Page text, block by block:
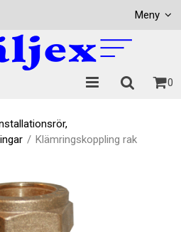
Meny
0
/ Klämringskoppling rak